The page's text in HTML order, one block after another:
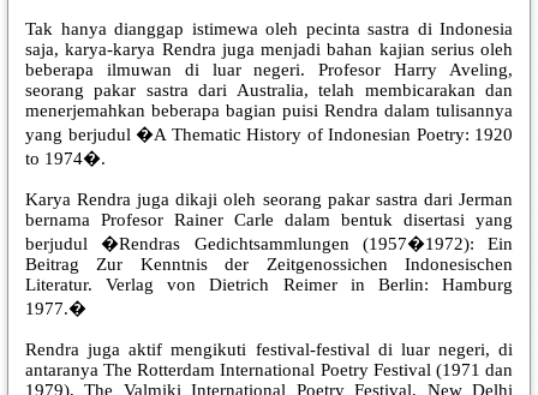
Tak hanya dianggap istimewa oleh pecinta sastra di Indonesia
saja, karya-karya Rendra juga menjadi bahan kajian serius oleh
beberapa ilmuwan di luar negeri. Profesor Harry Aveling,
seorang pakar sastra dari Australia, telah membicarakan dan
menerjemahkan beberapa bagian puisi Rendra dalam tulisannya
yang berjudul �A Thematic History of Indonesian Poetry: 1920
to 1974�.
Karya Rendra juga dikaji oleh seorang pakar sastra dari Jerman
bernama Profesor Rainer Carle dalam bentuk disertasi yang
berjudul �Rendras Gedichtsammlungen (1957�1972): Ein
Beitrag Zur Kenntnis der Zeitgenossichen Indonesischen
Literatur. Verlag von Dietrich Reimer in Berlin: Hamburg
1977.�
Rendra juga aktif mengikuti festival-festival di luar negeri, di
antaranya The Rotterdam International Poetry Festival (1971 dan
1979), The Valmiki International Poetry Festival, New Delhi